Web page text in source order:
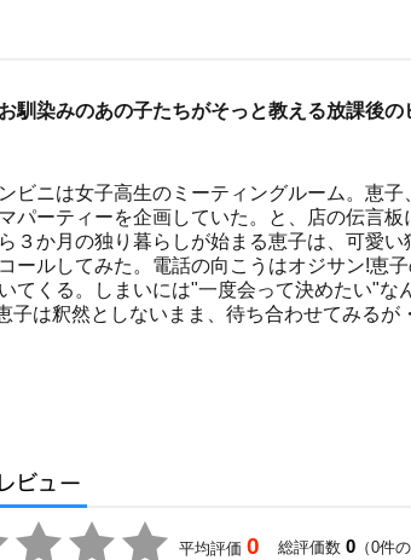
馴染みのあの子たちがそっと教える放課後
ビニは女子高生のミーティングルーム。恵
パーティーを企画していた。と、店の伝言
３か月の独り暮らしが始まる恵子は、可愛
ールしてみた。電話の向こうはオジサン!恵
てくる。しまいには"一度会って決めたい"な
子は釈然としないまま、待ち合わせてみるが
平均評価0 総評価数0 （0件